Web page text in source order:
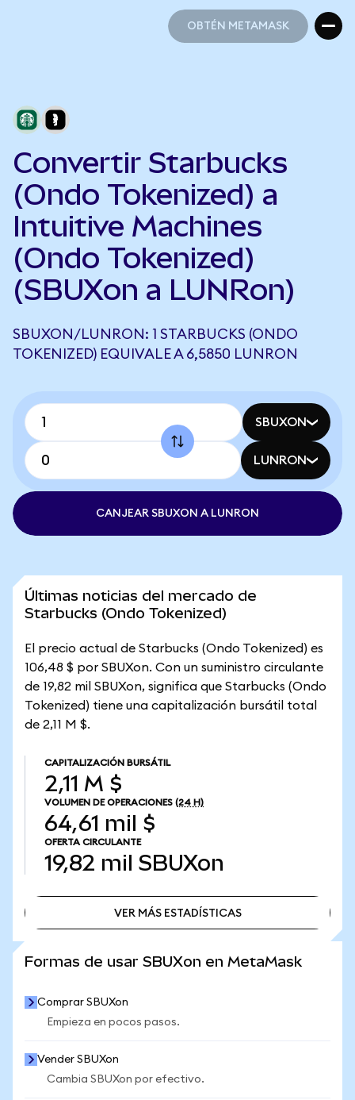
OBTÉN METAMASK
Convertir Starbucks
(Ondo Tokenized) a
Intuitive Machines
(Ondo Tokenized)
(SBUXon a LUNRon)
SBUXON/LUNRON: 1 STARBUCKS (ONDO
TOKENIZED) EQUIVALE A 6,5850 LUNRON
SBUXON
LUNRON
CANJEAR SBUXON A LUNRON
Últimas noticias del mercado de
Starbucks (Ondo Tokenized)
El precio actual de Starbucks (Ondo Tokenized) es
106,48 $ por SBUXon. Con un suministro circulante
de 19,82 mil SBUXon, significa que Starbucks (Ondo
Tokenized) tiene una capitalización bursátil total
de 2,11 M $.
CAPITALIZACIÓN BURSÁTIL
2,11 M $
VOLUMEN DE OPERACIONES (24 H)
64,61 mil $
OFERTA CIRCULANTE
19,82 mil SBUXon
VER MÁS ESTADÍSTICAS
Formas de usar SBUXon en MetaMask
Comprar SBUXon
Empieza en pocos pasos.
Vender SBUXon
Cambia SBUXon por efectivo.